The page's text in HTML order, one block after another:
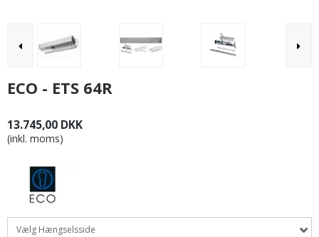
ECO - ETS 64R
13.745,00 DKK
(inkl. moms)
Vælg Hængselsside